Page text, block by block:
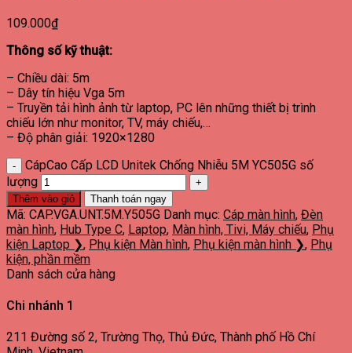
109.000₫
Thông số kỹ thuật:
– Chiều dài: 5m
– Dây tín hiệu Vga 5m
– Truyền tải hình ảnh từ laptop, PC lên những thiết bị trình
chiếu lớn như monitor, TV, máy chiếu,…
– Độ phân giải: 1920×1280
CápCao Cấp LCD Unitek Chống Nhiễu 5M YC505G số
lượng
Thêm vào giỏ Thanh toán ngay
Mã: CAP.VGA.UNT.5M.Y505G Danh mục: Cáp màn hình, Đèn
màn hình, Hub Type C, Laptop, Màn hình, Tivi, Máy chiếu, Phụ
kiện Laptop ❯, Phụ kiện Màn hình, Phụ kiện màn hình ❯, Phụ
kiện, phần mềm
Danh sách cửa hàng
Chi nhánh 1
211 Đường số 2, Trường Thọ, Thủ Đức, Thành phố Hồ Chí